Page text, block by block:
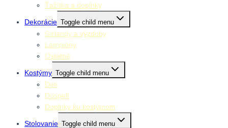
Ťažítka a doplnky
Dekorácie Toggle child menu
Girlandy a výzdoby
Lampióny
Ostatné
Kostýmy Toggle child menu
Deti
Dospelí
Doplnky ku kostýmom
Stolovanie Toggle child menu